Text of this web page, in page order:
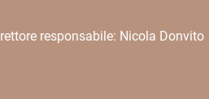
responsabile: Nicola Donvito